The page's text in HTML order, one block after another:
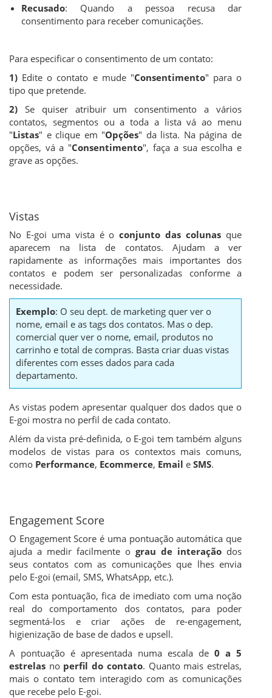
Recusado: Quando a pessoa recusa dar
consentimento para receber comunicações.
Para especificar o consentimento de um contato:
1) Edite o contato e mude "Consentimento" para o
tipo que pretende.
2) Se quiser atribuir um consentimento a vários
contatos, segmentos ou a toda a lista vá ao menu
"Listas" e clique em "Opções" da lista. Na página de
opções, vá a "Consentimento", faça a sua escolha e
grave as opções.
Vistas
No E-goi uma vista é oconjunto das colunas que
aparecem na lista de contatos. Ajudam a ver
rapidamente as informações mais importantes dos
contatos e podem ser personalizadas conforme a
necessidade.
Exemplo: O seu dept. de marketing quer ver o
nome, email e as tags dos contatos. Mas o dep.
comercial quer ver o nome, email, produtos no
carrinho e total de compras. Basta criar duas vistas
diferentes com esses dados para cada
departamento.
As vistas podem apresentar qualquer dos dados que o
E-goi mostra no perfil de cada contato.
Além da vista pré-definida, o E-goi tem também alguns
modelos de vistas para os contextos mais comuns,
como Performance, Ecommerce, Email e SMS.
Engagement Score
O Engagement Score é uma pontuação automática que
ajuda a medir facilmente o grau de interação dos
seus contatos com as comunicações que lhes envia
pelo E-goi (email, SMS, WhatsApp, etc.).
Com esta pontuação, fica de imediato com uma noção
real do comportamento dos contatos, para poder
segmentá-los e criar ações de re-engagement,
higienização de base de dados e upsell.
A pontuação é apresentada numa escala de 0 a 5
estrelas no perfil do contato. Quanto mais estrelas,
mais o contato tem interagido com as comunicações
que recebe pelo E-goi.